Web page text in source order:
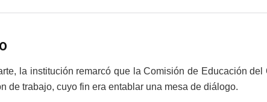
la institución remarcó que la Comisión de Educación
de trabajo, cuyo fin era entablar una mesa de diálogo.